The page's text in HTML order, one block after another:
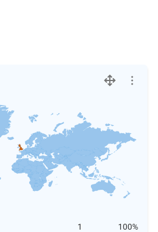
1 100%